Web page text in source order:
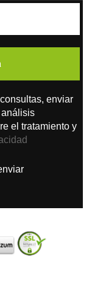
enviar
el tratamiento y